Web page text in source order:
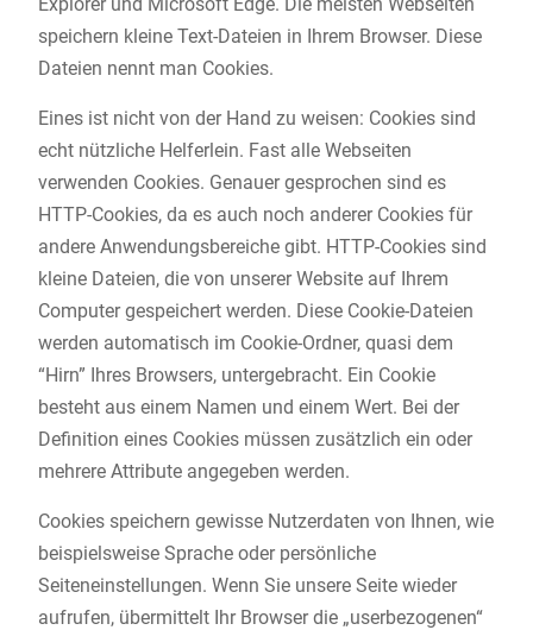
speichern kleine Text-Dateien in Ihrem Browser. Diese
Dateien nennt man Cookies.
Eines ist nicht von der Hand zu weisen: Cookies sind
echt nützliche Helferlein. Fast alle Webseiten
verwenden Cookies. Genauer gesprochen sind es
HTTP-Cookies, da es auch noch anderer Cookies für
andere Anwendungsbereiche gibt. HTTP-Cookies sind
kleine Dateien, die von unserer Website auf Ihrem
Computer gespeichert werden. Diese Cookie-Dateien
werden automatisch im Cookie-Ordner, quasi dem
“Hirn” Ihres Browsers, untergebracht. Ein Cookie
besteht aus einem Namen und einem Wert. Bei der
Definition eines Cookies müssen zusätzlich ein oder
mehrere Attribute angegeben werden.
Cookies speichern gewisse Nutzerdaten von Ihnen, wie
beispielsweise Sprache oder persönliche
Seiteneinstellungen. Wenn Sie unsere Seite wieder
aufrufen, übermittelt Ihr Browser die „userbezogenen“